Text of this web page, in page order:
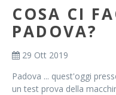
COSA CI
PADOVA?
29 Ott 2019
Padova ... quest'oggi
un test prova della